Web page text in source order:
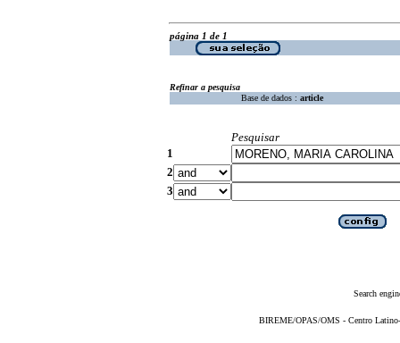
página 1 de 1
Refinar a pesquisa
Base de dados : article
Pesquisar
1
2
3
Search
BIREME/OPAS/OMS - Centro Latino-